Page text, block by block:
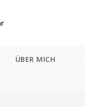
ÜBER MICH